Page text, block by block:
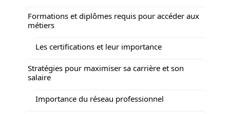
Formations et diplômes requis pour accéder aux
métiers
Les certifications et leur importance
Stratégies pour maximiser sa carrière et son
salaire
Importance du réseau professionnel